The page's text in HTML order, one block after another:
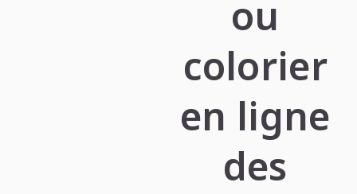
ou
colorier
en ligne
des